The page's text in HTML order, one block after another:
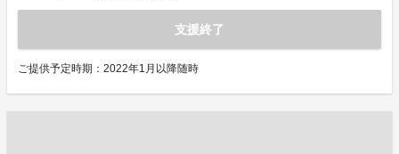
支援終了
ご提供予定時期：2022年1月以降随時